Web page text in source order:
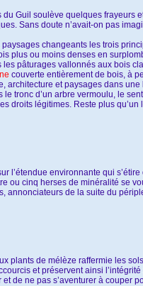
Guil soulève quelques frayeurs
Sans doute n’avait-on pas
changeants les trois
plus ou moins denses en
pâturages vallonnés aux bois
couverte entièrement de bois, à
et paysages dans
tronc d’un arbre vermoulu, le
droits légitimes. Reste plus qu’un
l’étendue environnante qui
ou cinq herses de minéralité se
annonciateurs de la suite du
plants de mélèze raffermie les
et préservent ainsi
de ne pas s’aventurer à couper